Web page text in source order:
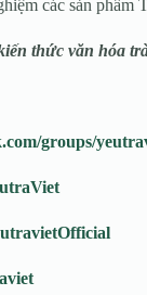
các sản phẩm
thức văn hóa
groups/